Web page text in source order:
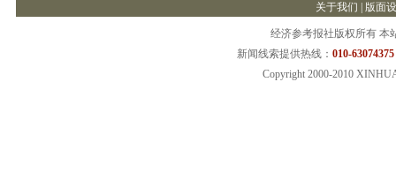
关于我们 | 版面
经济参考报社版权所有 本
新闻线索提供热线： 010-
Copyright 2000-2010